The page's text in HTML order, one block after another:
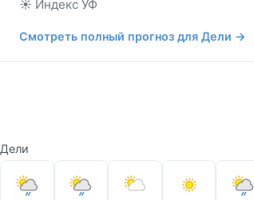
☀️ Индекс УФ
Смотреть полный прогноз для Дели →
Дели